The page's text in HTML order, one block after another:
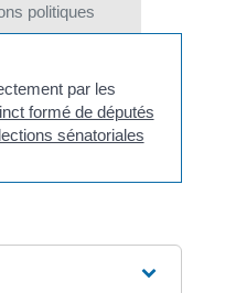
politiques
par les
formé de députés
sénatoriales